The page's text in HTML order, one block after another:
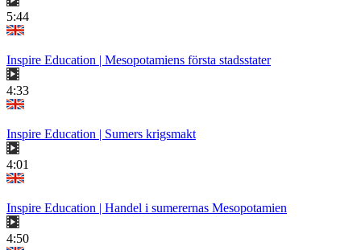
5:44
Inspire Education | Mesopotamiens första stadsstater
4:33
Inspire Education | Sumers krigsmakt
4:01
Inspire Education | Handel i sumerernas Mesopotamien
4:50